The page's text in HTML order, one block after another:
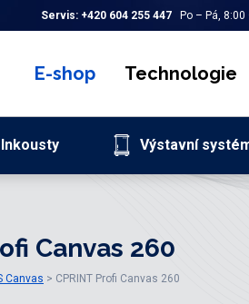
Servis: +420 604 255 447 Po – Pá, 8:00
E-shop Technologie
Inkousty Výstavní
Canvas 260
Canvas CPRINT Profi Canvas 260